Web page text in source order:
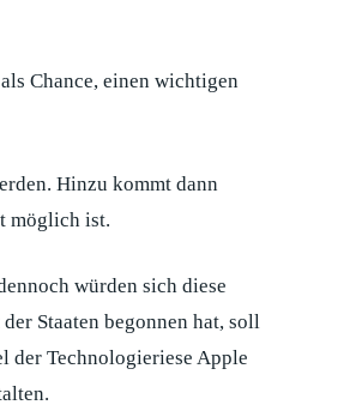
Chance, einen wichtigen
Hinzu kommt dann
möglich ist.
würden sich diese
Staaten begonnen hat, soll
der Technologieriese Apple